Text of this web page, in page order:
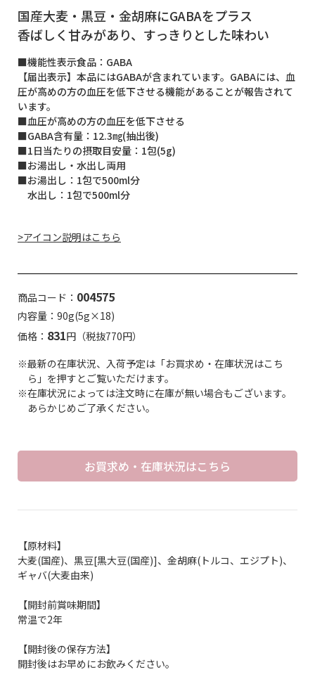
国産大麦・黒豆・金胡麻にGABAをプラス
香ばしく甘みがあり、すっきりとした味わい
■機能性表示食品：GABA
【届出表示】本品にはGABAが含まれています。GABAには、血
圧が高めの方の血圧を低下させる機能があることが報告されて
います。
■血圧が高めの方の血圧を低下させる
■GABA含有量：12.3㎎(抽出後)
■1日当たりの摂取目安量：1包(5g)
■お湯出し・水出し両用
■お湯出し：1包で500ml分
水出し：1包で500ml分
>アイコン説明はこちら
商品コード： 004575
内容量：90g(5g×18)
価格： 831円（税抜770円）
※最新の在庫状況、入荷予定は「お買求め・在庫状況はこち
ら」を押すとご覧いただけます。
※在庫状況によっては注文時に在庫が無い場合もございます。
あらかじめご了承ください。
お買求め・在庫状況はこちら
【原材料】
大麦(国産)、黒豆[黒大豆(国産)]、金胡麻(トルコ、エジプト)、
ギャバ(大麦由来)
【開封前賞味期間】
常温で2年
【開封後の保存方法】
開封後はお早めにお飲みください。